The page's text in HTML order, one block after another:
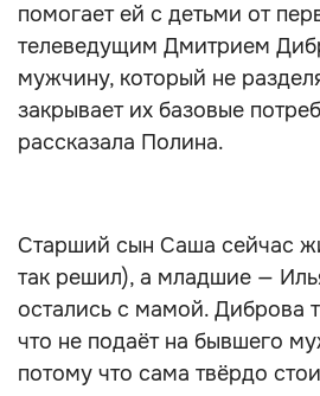
помогает ей с детьми от
телеведущим Дмитрием
мужчину, который не
закрывает их базовые
рассказала Полина.
Старший сын Саша сейчас
так решил), а младшие —
остались с мамой. Диброва
что не подаёт на бывшего
потому что сама твёрдо